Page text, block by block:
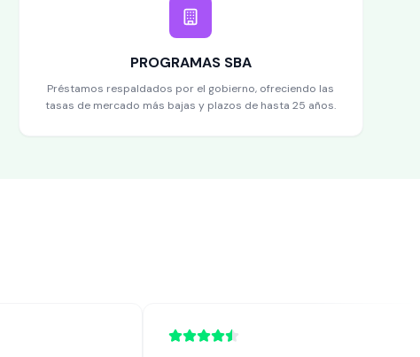
PROGRAMAS SBA
Préstamos respaldados por el gobierno, ofreciendo las
tasas de mercado más bajas y plazos de hasta 25 años.